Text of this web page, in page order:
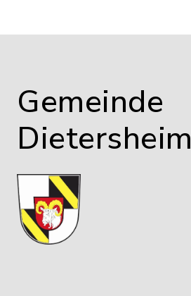
Gemeinde
Dietersheim